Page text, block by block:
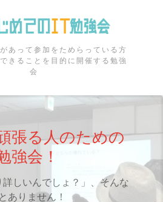
あって参加をためらっている方
きることを目的に開催する勉強
会
張る人のための
強会！
詳しいんでしょ？」、そんな
ありません！